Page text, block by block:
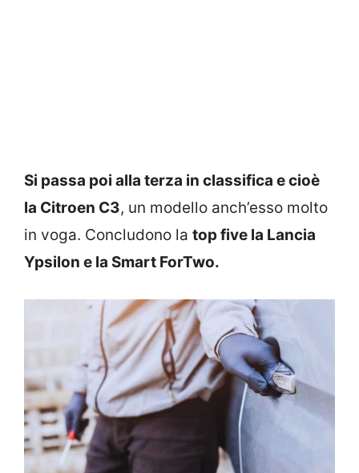
Si passa poi alla terza in classifica e cioè
la Citroen C3, un modello anch’esso molto
in voga. Concludono la top five la Lancia
Ypsilon e la Smart ForTwo.